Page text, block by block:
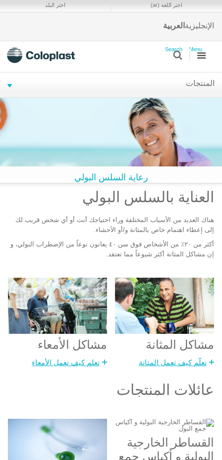
اختر البلد اختر اللغة (ar)
الإنجليزية العربية
Menu
Search
المنتجات
رعاية السلس البولي
العناية بالسلس البولي
هناك العديد من الأسباب المختلفة وراء احتياجك أنت أو أي شخص قريب لك
إلى إعطاء اهتمام خاص بالمثانة و/أو الأحشاء.
أكثر من ٢٠٪ من الأشخاص فوق سن ٤٠ يعانون نوعاً من الإضطراب البولي، و
إن مشاكل المثانة أكثر شيوعاً مما تعتقد.
مشاكل المثانة
تعلّم كيف تعمل المثانة
مشاكل الأمعاء
تعلم كيف تعمل الأمعاء
عائلات المنتجات
القساطر الخارجية
البولية و أكياس جمع